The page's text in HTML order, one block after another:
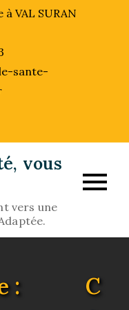
VAL SURAN
sante-
vous
vers une
:
C